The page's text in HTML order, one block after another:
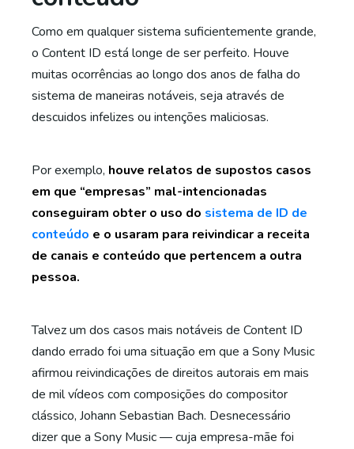
Como em qualquer sistema suficientemente grande,
o Content ID está longe de ser perfeito. Houve
muitas ocorrências ao longo dos anos de falha do
sistema de maneiras notáveis, seja através de
descuidos infelizes ou intenções maliciosas.
Por exemplo, houve relatos de supostos casos
em que “empresas” mal-intencionadas
conseguiram obter o uso do sistema de ID de
conteúdo e o usaram para reivindicar a receita
de canais e conteúdo que pertencem a outra
pessoa.
Talvez um dos casos mais notáveis de Content ID
dando errado foi uma situação em que a Sony Music
afirmou reivindicações de direitos autorais em mais
de mil vídeos com composições do compositor
clássico, Johann Sebastian Bach. Desnecessário
dizer que a Sony Music — cuja empresa-mãe foi